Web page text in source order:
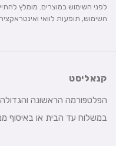
לפני השימוש במוצרים. מומלץ
השימוש, תופעות לוואי
קנאליסט
הפלטפורמה הראשונה והגדולה
במשלוח עד הבית או באיסוף